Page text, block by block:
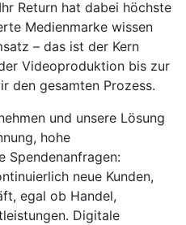
Return hat dabei höchste
Medienmarke wissen
– das ist der Kern
Videoproduktion bis zur
den gesamten Prozess.
und unsere Lösung
hohe
Spendenanfragen:
neue Kunden,
egal ob Handel,
Digitale